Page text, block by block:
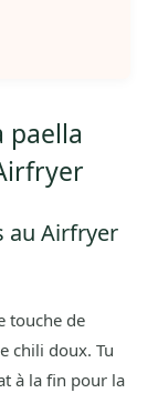
paella
au Airfryer
touche de
chili doux. Tu
à la fin pour la